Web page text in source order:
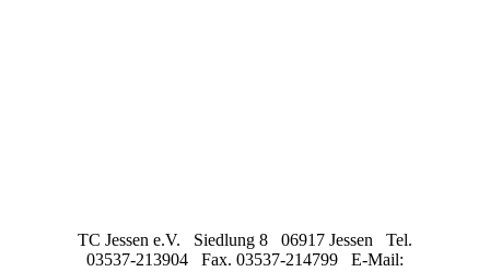
TC Jessen e.V. Siedlung 8 06917 Jessen Tel.
03537-213904 Fax. 03537-214799 E-Mail: